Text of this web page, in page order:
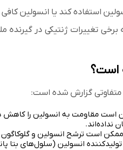
از انسولین استفاده کند یا
است؟
متفاوتی گزارش شده است:
است مقاومت به انسولین را کاهش
نداده‌اند.
است ترشح انسولین و گلوکاگون
انسولین (سلول‌های بتا